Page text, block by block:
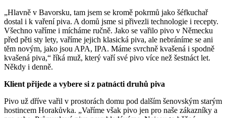
„Hlavně v Bavorsku, tam jsem se kromě pokrmů jako šéfkuchař
dostal i k vaření piva. A domů jsme si přivezli technologie i recepty.
Všechno vaříme i mícháme ručně. Jako se vařilo pivo v Německu
před pěti sty lety, vaříme jejich klasická piva, ale nebráníme se ani
těm novým, jako jsou APA, IPA. Máme svrchně kvašená i spodně
kvašená piva,“ říká muž, který vaří své pivo více než šestnáct let.
Někdy i denně.
Klient přijede a vybere si z patnácti druhů piva
Pivo už dříve vařil v prostorách domu pod dalším šenovským starým
hostincem Horakůvka. „Vaříme však pivo jen pro naše zákazníky a